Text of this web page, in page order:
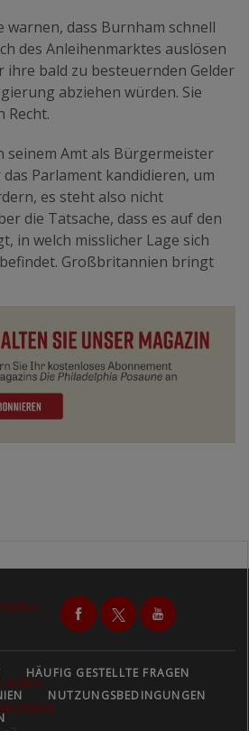
warnen, dass Burnham schnell
des Anleihenmarktes auslösen
ihre bald zu besteuernden Gelder
abziehen würden. Sie
Recht.
seinem Amt als Bürgermeister
Parlament kandidieren, um
es steht also nicht
die Tatsache, dass es auf den
in welch misslicher Lage sich
Großbritannien bringt
teilenHÄUFIG GESTELLTE FRAGEN
NUTZUNGSBEDINGUNGEN